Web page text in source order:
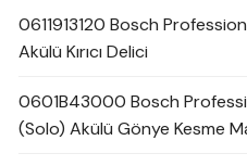
0611913120 Bosch
Akülü Kırıcı Delici
0601B43000 Bosch
(Solo) Akülü Gönye Kesme